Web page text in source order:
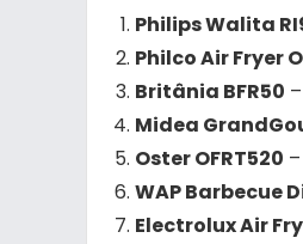
Philips Walita
Philco Air Fryer
Britânia BFR50
Midea
Oster OFRT520
WAP Barbecue
Electrolux Air